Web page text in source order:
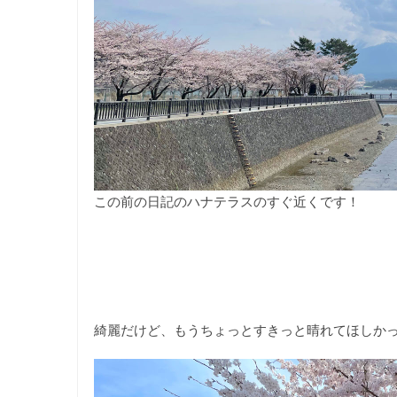
この前の日記のハナテラスのすぐ近くです！
綺麗だけど、もうちょっとすきっと晴れてほしか